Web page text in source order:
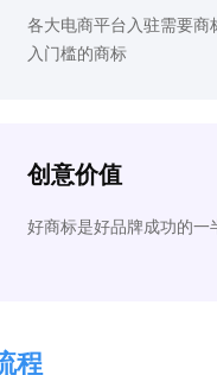
各大电商平台入驻需要商
入门槛的商标
创意价值
好商标是好品牌成功的一
程